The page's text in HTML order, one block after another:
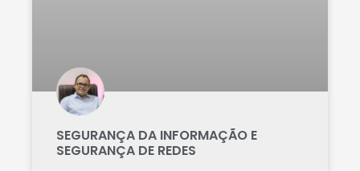
SEGURANÇA DA INFORMAÇÃO E
SEGURANÇA DE REDES